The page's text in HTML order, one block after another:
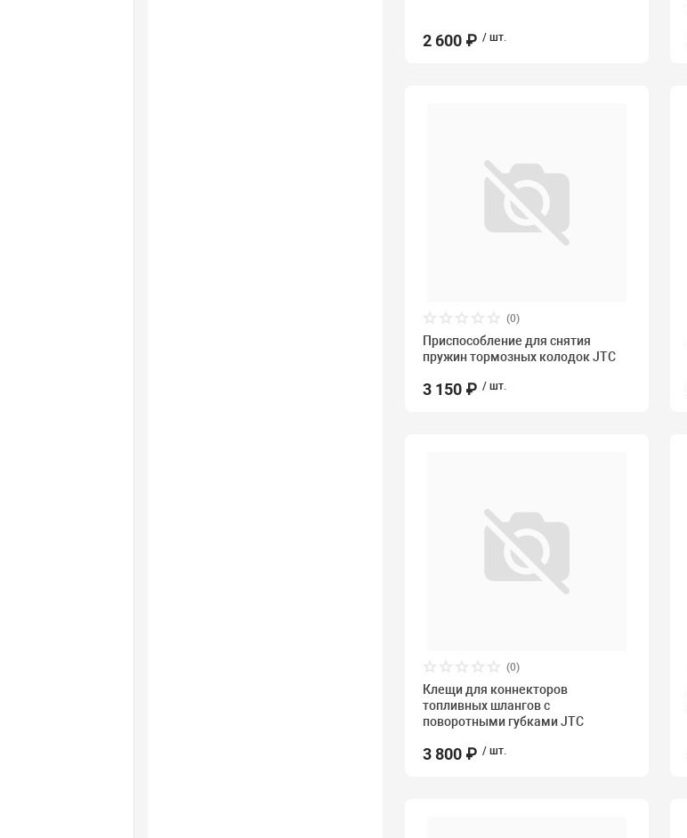
2 600 ₽ / шт.
(0)
Приспособление для снятия
пружин тормозных колодок JTC
3 150 ₽ / шт.
(0)
Клещи для коннекторов
топливных шлангов с
поворотными губками JTC
3 800 ₽ / шт.